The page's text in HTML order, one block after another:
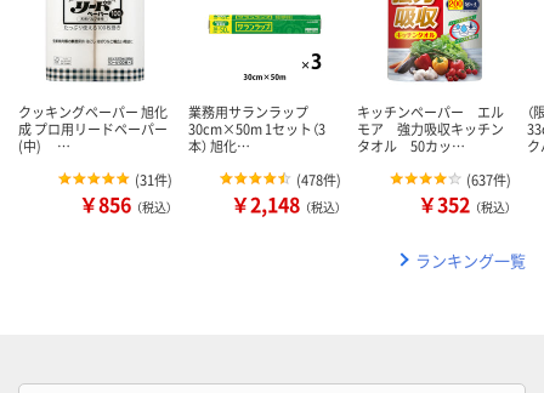
クッキングペーパー 旭化
成 プロ用リードペーパー
(中) …
(31件)
￥856 （税込）
業務用サランラップ
30cm×50m 1セット（3
本） 旭化…
(478件)
￥2,148 （税込）
キッチンペーパー エル
モア 強力吸収キッチン
タオル 50カッ…
(637件)
￥352 （税込）
ランキング一覧